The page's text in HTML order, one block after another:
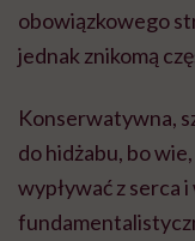
obowiązkowego
jednak znikomą
Konserwatywna,
do hidżabu, bo
wypływać z serca